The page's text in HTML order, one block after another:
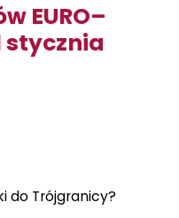
EURO–
stycznia
do Trójgranicy?